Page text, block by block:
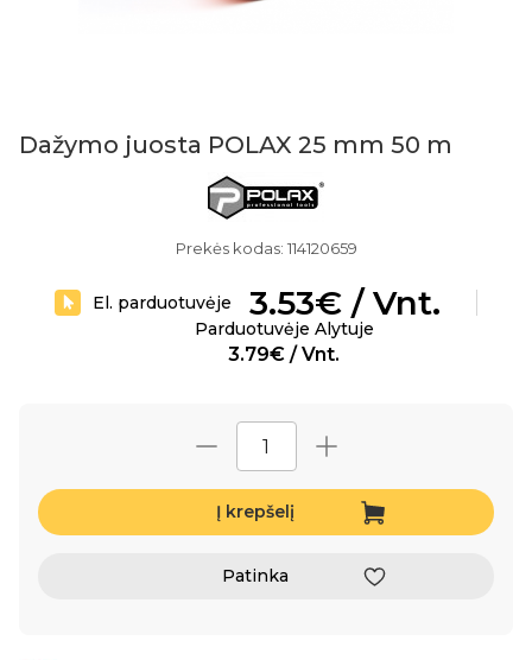
Dažymo juosta POLAX 25 mm 50 m
Prekės kodas: 114120659
El. parduotuvėje 3.53€ / Vnt.
Parduotuvėje Alytuje
3.79€ / Vnt.
Į krepšelį
Patinka